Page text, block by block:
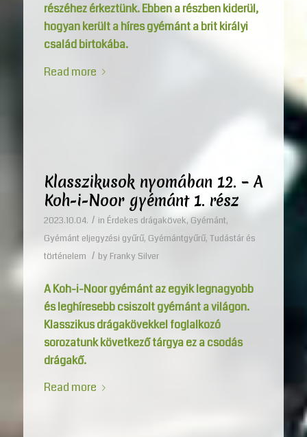
részéhez érkeztünk. Ebben a részben kiderül,
hogyan került a híres gyémánt a brit királyi
család birtokába.
Read more
Klasszikusok nyomában 12. – A
Koh-i-Noor gyémánt 1. rész
2023.10.04. / in Érdekes drágakövek, Gyémánt,
Gyémánt eljegyzési gyűrű, Gyémántgyűrű, Tudástár és
történelem / by Franky Silver
A Koh-i-Noor gyémánt az egyik legnagyobb
és leghíresebb csiszolt gyémánt a világon.
Klasszikus drágakövekkel foglalkozó
sorozatunk következő tárgya ez a csodás
drágakő.
Read more